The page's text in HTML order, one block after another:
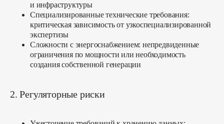
и инфраструктуры
Специализированные технические требования:
критическая зависимость от узкоспециализированной
экспертизы
Сложности с энергоснабжением: непредвиденные
ограничения по мощности или необходимость
создания собственной генерации
2. Регуляторные риски
Получить консультацию